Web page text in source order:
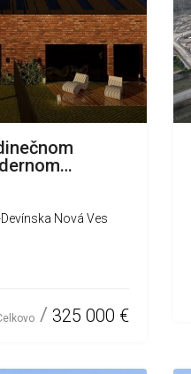
v DNV!
Nová Ves
325 000 €